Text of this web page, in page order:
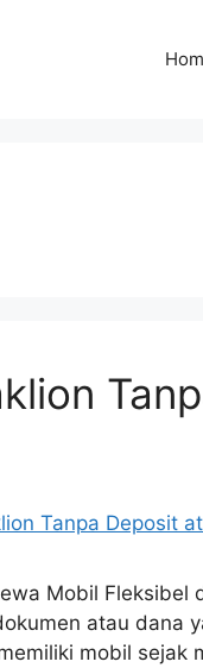
Mobil Fleksibel
atau dana
mobil sejak